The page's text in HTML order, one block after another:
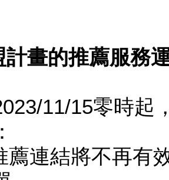
計畫的推薦服務
11/15零時起
薦連結將不再有